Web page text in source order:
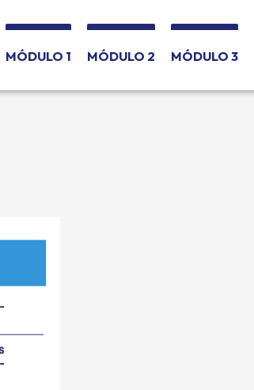
MÓDULO 1 MÓDULO 2 MÓDULO 3